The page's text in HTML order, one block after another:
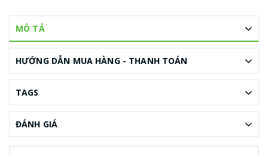
MÔ TẢ
HƯỚNG DẪN MUA HÀNG - THANH TOÁN
TAGS
ĐÁNH GIÁ